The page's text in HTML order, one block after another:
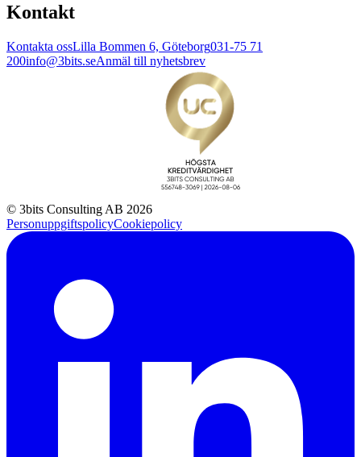
Kontakt
Kontakta ossLilla Bommen 6, Göteborg031-75 71
200info@3bits.seAnmäl till nyhetsbrev
© 3bits Consulting AB 2026
PersonuppgiftspolicyCookiepolicy